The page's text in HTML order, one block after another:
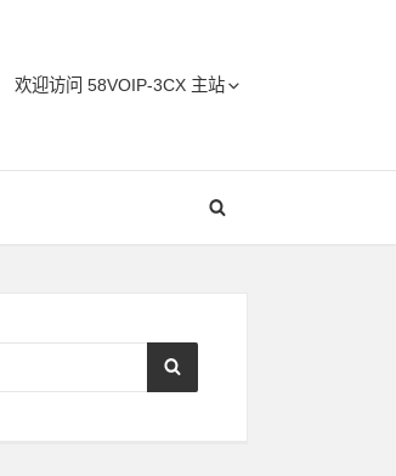
Menu
欢迎访问 58VOIP-3CX 主站